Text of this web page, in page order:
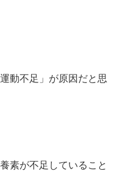
動不足」が原因だと思
素が不足していること